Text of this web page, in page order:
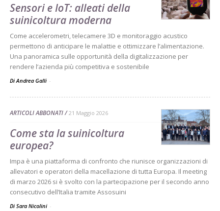
Sensori e IoT: alleati della
suinicoltura moderna
Come accelerometri, telecamere 3D e monitoraggio acustico
permettono di anticipare le malattie e ottimizzare l’alimentazione.
Una panoramica sulle opportunità della digitalizzazione per
rendere l’azienda più competitiva e sostenibile
Di Andrea Galli -
ARTICOLI ABBONATI 21 Maggio 2026
Come sta la suinicoltura
europea?
Impa è una piattaforma di confronto che riunisce organizzazioni di
allevatori e operatori della macellazione di tutta Europa. Il meeting
di marzo 2026 si è svolto con la partecipazione per il secondo anno
consecutivo dell’Italia tramite Assosuini
Di Sara Nicolini -